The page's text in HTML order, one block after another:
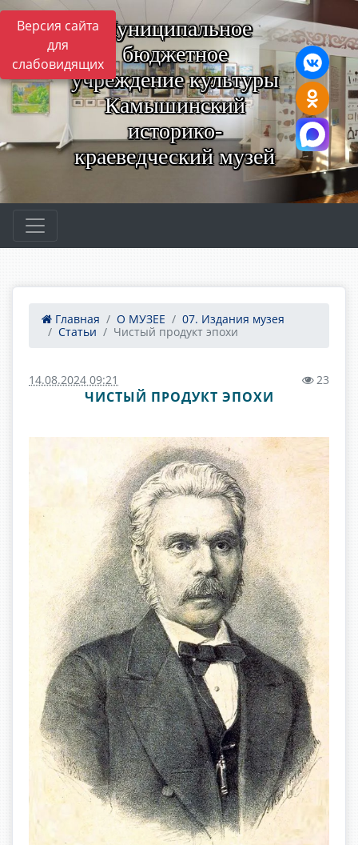
Версия сайта
для
слабовидящих
Муниципальное
бюджетное
учреждение культуры
Камышинский
историко-
краеведческий музей
Главная О МУЗЕЕ
07. Издания музея
Статьи
Чистый продукт эпохи
14.08.2024 09:21 23
ЧИСТЫЙ ПРОДУКТ ЭПОХИ